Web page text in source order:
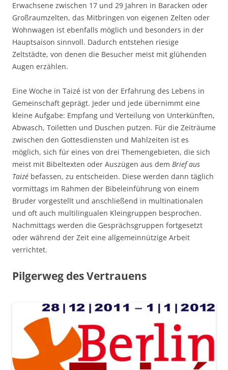
Erwachsene zwischen 17 und 29 Jahren in Baracken oder
Großraumzelten, das Mitbringen von eigenen Zelten oder
Wohnwagen ist ebenfalls möglich und besonders in der
Hauptsaison sinnvoll. Dadurch entstehen riesige
Zeltstädte, von denen die Besucher meist mit glühenden
Augen erzählen.
Eine Woche in Taizé ist von der Erfahrung des Lebens in
Gemeinschaft geprägt. Jeder und jede übernimmt eine
kleine Aufgabe: Empfang und Verteilung von Unterkünften,
Abwasch, Toiletten und Duschen putzen. Für die Zeiträume
zwischen den Gottesdiensten und Mahlzeiten ist es
möglich, sich für eines von drei Themengebieten, die sich
meist mit Bibeltexten oder Auszügen aus dem Brief aus
Taizé befassen, zu entscheiden. Diese werden dann täglich
vormittags im Rahmen der Bibeleinführung von einem
Bruder vorgestellt und anschließend in multinationalen
und oft auch multilingualen Kleingruppen besprochen.
Nachmittags werden die Gesprächsgruppen fortgesetzt
oder während der Zeit eine allgemeinnützige Arbeit
verrichtet.
Pilgerweg des Vertrauens